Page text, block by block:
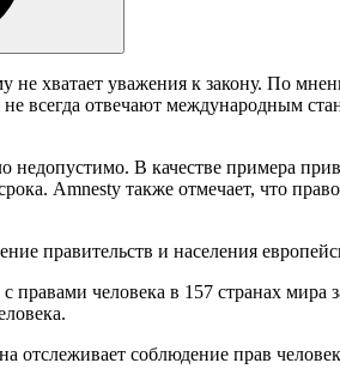
хватает уважения к закону. По
всегда отвечают международным
В качестве примера
Amnesty также отмечает, что
правительств и населения
человека в 157 странах мира
отслеживает соблюдение прав